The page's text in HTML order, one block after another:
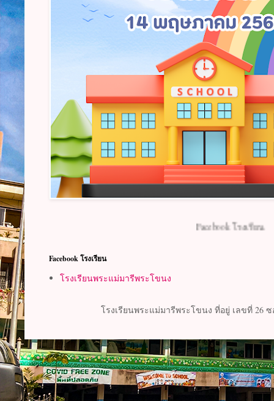
Facebook โรงเรียน
โรงเรียนพระแม่มารีพระโขนง
โรงเรียนพระแม่มารีพระโขนง ที่อยู่ เลขที่